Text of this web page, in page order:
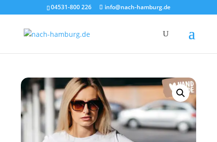
04531-800 226 info@nach-hamburg.de
×